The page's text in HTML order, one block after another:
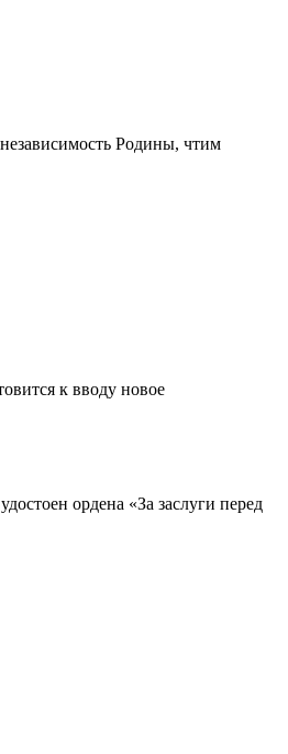
Родины, чтим
к вводу новое
ордена «За заслуги перед